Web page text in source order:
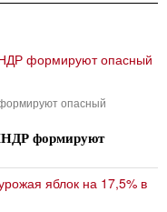
опасный
формируют